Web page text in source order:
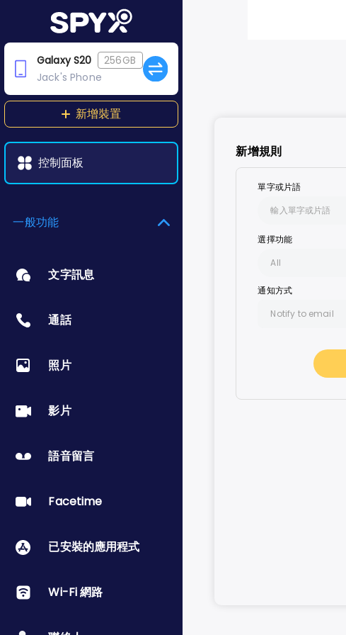
Galaxy S20
256GB
Jack's Phone
新增裝置
控制面板
一般功能
文字訊息
通話
照片
影片
語音留言
Facetime
已安裝的應用程式
Wi-Fi 網路
新增規則
單字或片語
選擇功能
All
All
Facebook
通知方式
Notify to email
Notify to email
Don’t notify